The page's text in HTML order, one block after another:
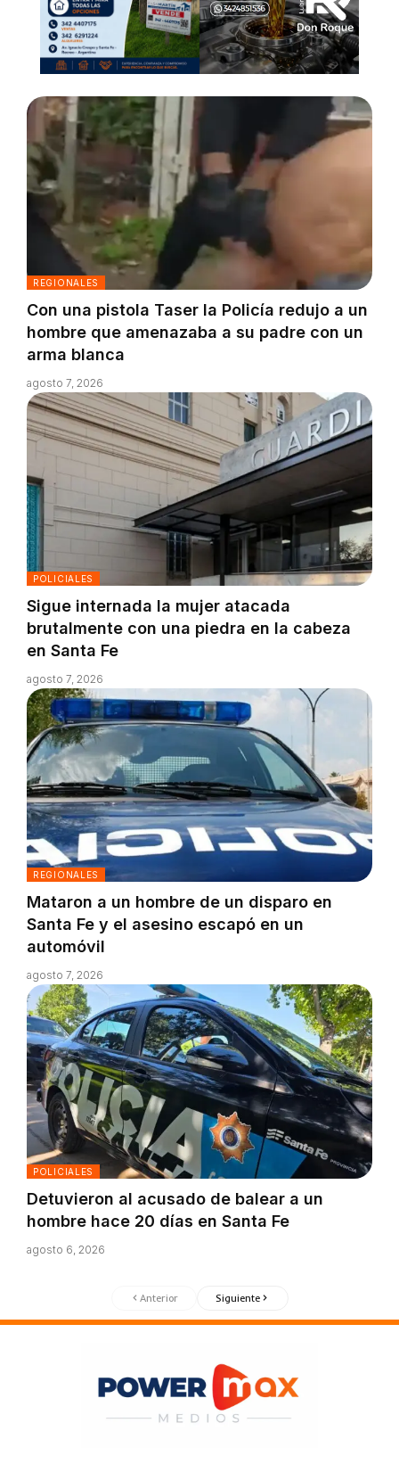
REGIONALES
Con una pistola Taser la Policía redujo a un
hombre que amenazaba a su padre con un
arma blanca
agosto 7, 2026
POLICIALES
Sigue internada la mujer atacada
brutalmente con una piedra en la cabeza
en Santa Fe
agosto 7, 2026
REGIONALES
Mataron a un hombre de un disparo en
Santa Fe y el asesino escapó en un
automóvil
agosto 7, 2026
POLICIALES
Detuvieron al acusado de balear a un
hombre hace 20 días en Santa Fe
agosto 6, 2026
Anterior Siguiente